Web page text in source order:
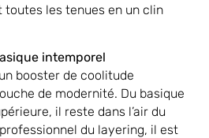
les tenues en un clin
intemporel
booster de coolitude
de modernité. Du basique
il reste dans l’air du
du layering, il est